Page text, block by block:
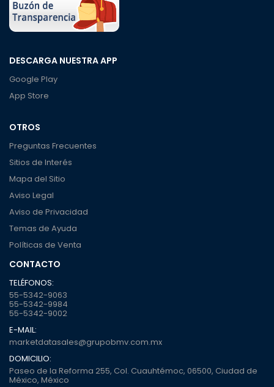
DESCARGA NUESTRA APP
Google Play
App Store
OTROS
Preguntas Frecuentes
Sitios de Interés
Mapa del Sitio
Aviso Legal
Aviso de Privacidad
Temas de Ayuda
Políticas de Venta
CONTACTO
TELÉFONOS:
55-5342-9063
55-5342-9984
55-5342-9002
E-MAIL:
marketdatasales@grupobmv.com.mx
DOMICILIO:
Paseo de la Reforma 255, Col. Cuauhtémoc, 06500, Ciudad de
México, México